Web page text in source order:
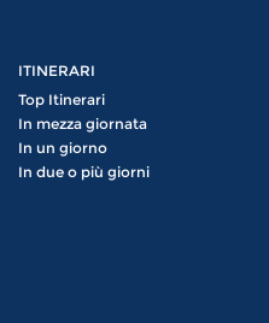
ITINERARI
Top Itinerari
In mezza giornata
In un giorno
In due o più giorni